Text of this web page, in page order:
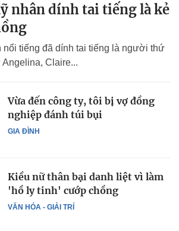
nhân dính tai tiếng là kẻ
nổi tiếng đã dính tai tiếng là người thứ
Claire...
GIA ĐÌNH
Vừa đến công ty, tôi bị vợ đồng
nghiệp đánh túi bụi
VĂN HÓA - GIẢI TRÍ
Kiều nữ thân bại danh liệt vì làm
'hồ ly tinh' cướp chồng